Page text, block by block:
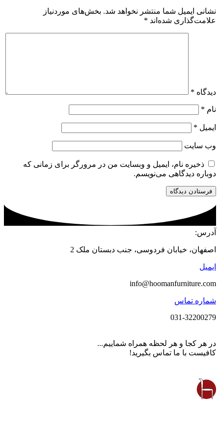
نشانی ایمیل شما منتشر نخواهد شد. بخش‌های موردنیاز
علامت‌گذاری شده‌اند *
دیدگاه *
نام *
ایمیل *
وب‌ سایت
ذخیره نام، ایمیل و وبسایت من در مرورگر برای زمانی که
دوباره دیدگاهی می‌نویسم.
آدرس:
اصفهان، خیابان فردوسی، جنب دبستان ملک 2
ایمیل
info@hoomanfurniture.com
شماره تماس
031-32200279
در هر کجا و هر لحظه همراه شماییم...
کافیست با ما تماس بگیرید!